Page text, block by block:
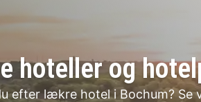
hoteller og
efter lækre hotel i Bochum? Se